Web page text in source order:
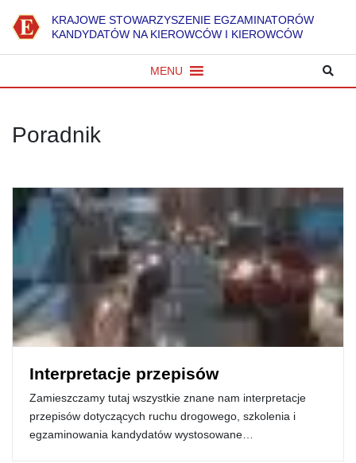
KRAJOWESTOWARZYSZENIE EGZAMINATORÓW
KANDYDATÓW NA KIEROWCÓW I KIEROWCÓW
MENU
Poradnik
Interpretacje przepisów
Zamieszczamy tutaj wszystkie znane nam interpretacje
przepisów dotyczących ruchu drogowego, szkolenia i
egzaminowania kandydatów wystosowane…